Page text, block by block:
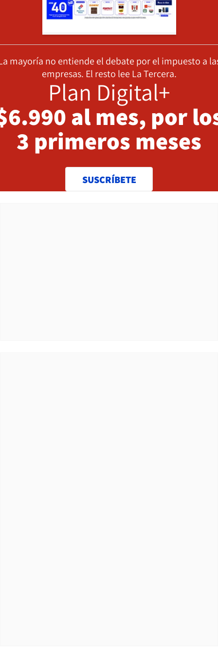
mayoría no entiende el debate por el impuesto a
empresas. El resto lee La Tercera.
Plan Digital+
al mes, por
3 primeros meses
SUSCRÍBETE